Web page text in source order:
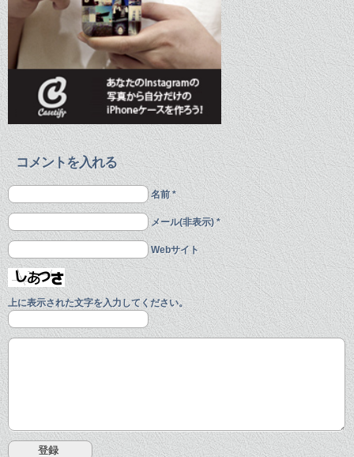
コメントを入れる
名前 *
メール(非表示) *
Webサイト
上に表示された文字を入力してください。